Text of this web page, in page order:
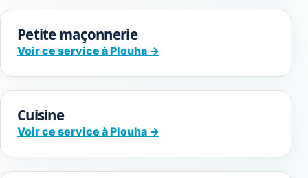
Petite maçonnerie
Voir ce service à Plouha →
Cuisine
Voir ce service à Plouha →